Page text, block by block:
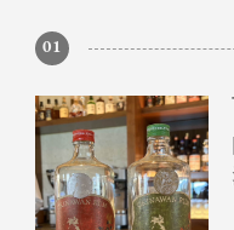
01